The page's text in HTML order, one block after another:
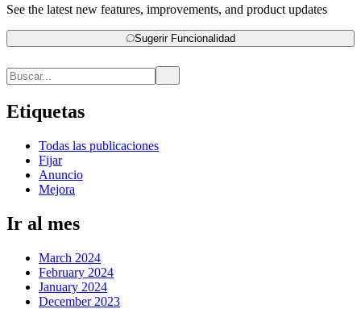
See the latest new features, improvements, and product updates
Sugerir Funcionalidad
Etiquetas
Todas las publicaciones
Fijar
Anuncio
Mejora
Ir al mes
March 2024
February 2024
January 2024
December 2023